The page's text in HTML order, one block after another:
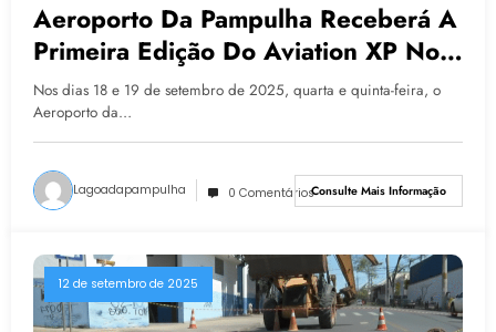
Aeroporto Da Pampulha Receberá A
Primeira Edição Do Aviation XP No
Sudeste
Nos dias 18 e 19 de setembro de 2025, quarta e quinta-feira, o
Aeroporto da…
Lagoadapampulha 0 ComentáriosConsulte Mais Informação
12 de setembro de 2025